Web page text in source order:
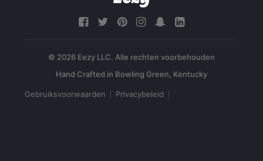
© 2026 Eezy LLC. Alle rechten voorbehouden
Gebruiksvoorwaarden Privacybeleid